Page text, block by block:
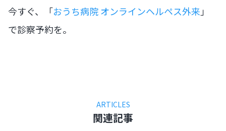
今すぐ、「おうち病院 オンラインヘルペス外来 」
で診察予約を。
ARTICLES
関連記事